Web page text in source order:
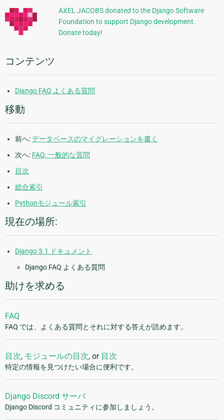
ジ的
な
報
AXEL JACOBS donated to the Django Software
Foundation to support Django development.
Donate today!
コンテンツ
Django FAQ よくある質問
移動
前へ:データベースのマイグレーションを書く
次へ: FAQ: 一般的な質問
目次
総合索引
Pythonモジュール索引
現在の場所:
Django 3.1 ドキュメント
Django FAQ よくある質問
助けを求める
FAQ
FAQ では、よくある質問とそれに対する答えが読めます。
目次, モジュールの目次, or 目次
特定の情報を見つけたい場合に便利です。
Django Discord サーバ
Django Discord コミュニティに参加しましょう。